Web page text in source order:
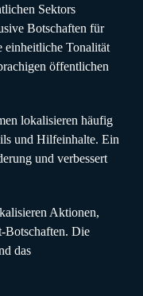
Sektors
Botschaften für
einheitliche Tonalität
öffentlichen
lokalisieren häufig
und Hilfeinhalte. Ein
und verbessert
Aktionen,
Botschaften. Die
das